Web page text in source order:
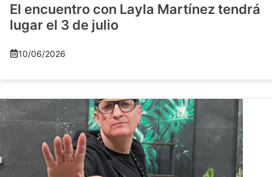
El encuentro con Layla Martínez tendrá
lugar el 3 de julio
10/06/2026